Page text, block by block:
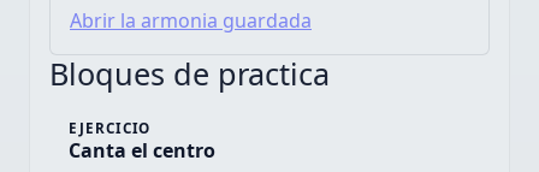
Abrir la armonia guardada
Bloques de practica
EJERCICIO
Canta el centro